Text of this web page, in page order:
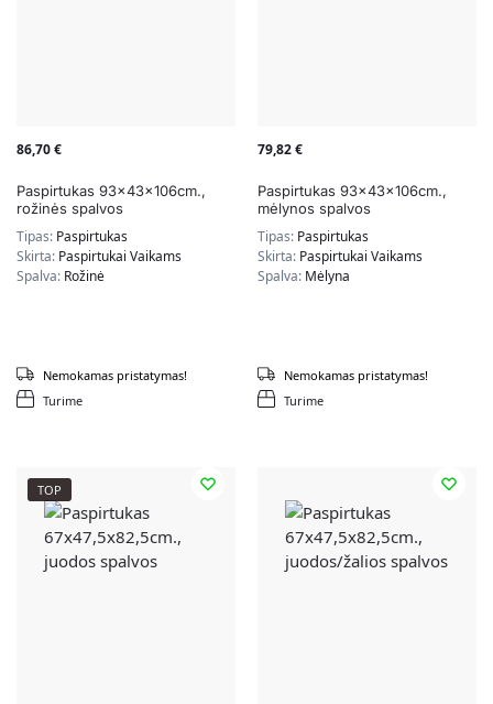
86,70€
Paspirtukas 93x43x106cm.,
rožinės spalvos
Tipas: Paspirtukas
Skirta: Paspirtukai Vaikams
Spalva: Rožinė
Turime
Nemokamas pristatymas!
79,82€
Paspirtukas 93x43x106cm.,
mėlynos spalvos
Tipas: Paspirtukas
Skirta: Paspirtukai Vaikams
Spalva: Mėlyna
Turime
Nemokamas pristatymas!
TOP